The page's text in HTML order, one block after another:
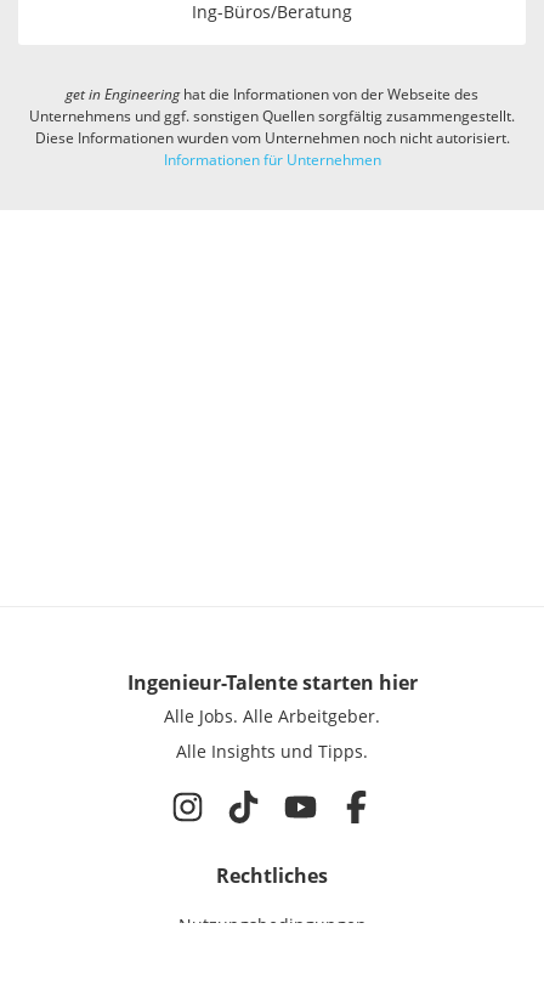
Ing-Büros/Beratung
get in Engineeringhat die Informationen von der Webseite des
Unternehmens und ggf. sonstigen Quellen sorgfältig zusammengestellt.
Diese Informationen wurden vom Unternehmen noch nicht autorisiert.
Informationen für Unternehmen
Ingenieur-Talentestarten hier
Alle Jobs. Alle Arbeitgeber.
Alle Insights und Tipps.
Rechtliches
Nutzungsbedingungen